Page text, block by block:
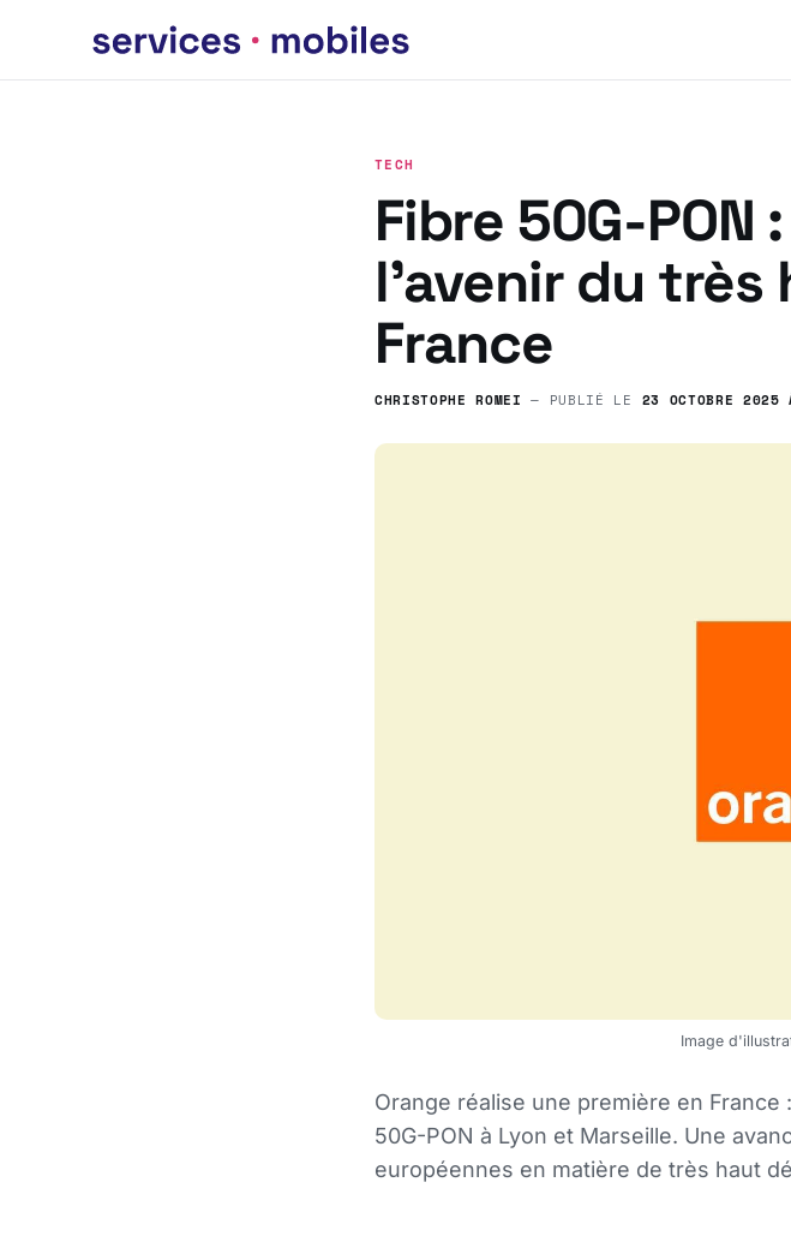
TECH
Fibre 50G-PON
l’avenir du
France
CHRISTOPHE ROMEI — PUBLIÉ LE 23 OCTOBRE 2025
Image
Orange réalise une première en
50G-PON à Lyon et Marseille. Une
européennes en matière de très haut